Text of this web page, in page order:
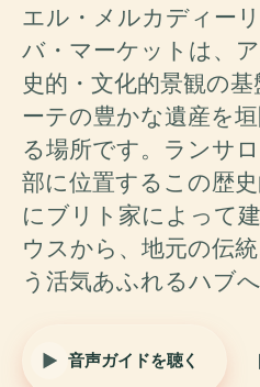
エル・メルカディー
バ・マーケットは、
史的・文化的景観の
ーテの豊かな遺産を
る場所です。ランサ
部に位置するこの歴
にブリト家によって
ウスから、地元の伝
う活気あふれるハブ
音声ガイドを聴く